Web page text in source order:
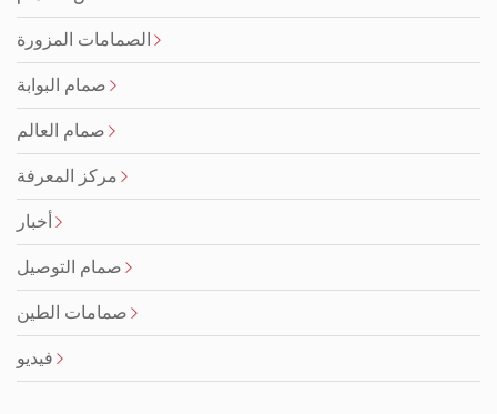
الصمامات المزورة
صمام البوابة
صمام العالم
مركز المعرفة
أخبار
صمام التوصيل
صمامات الطين
فيديو